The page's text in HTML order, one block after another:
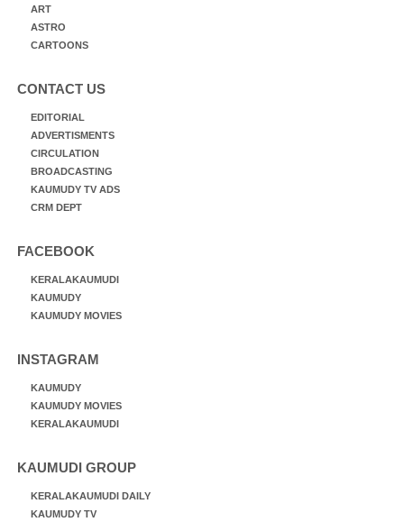
ART
ASTRO
CARTOONS
CONTACT US
EDITORIAL
ADVERTISMENTS
CIRCULATION
BROADCASTING
KAUMUDY TV ADS
CRM DEPT
FACEBOOK
KERALAKAUMUDI
KAUMUDY
KAUMUDY MOVIES
INSTAGRAM
KAUMUDY
KAUMUDY MOVIES
KERALAKAUMUDI
KAUMUDI GROUP
KERALAKAUMUDI DAILY
KAUMUDY TV